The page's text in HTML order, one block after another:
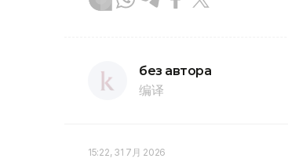
без автора
编译
15:22, 31 7月 2026